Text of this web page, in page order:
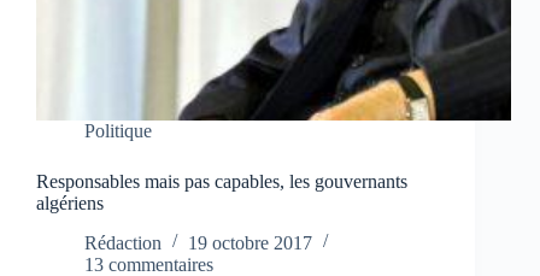
Politique
Responsables mais pas capables, les gouvernants
algériens
Rédaction
19 octobre 2017
13 commentaires